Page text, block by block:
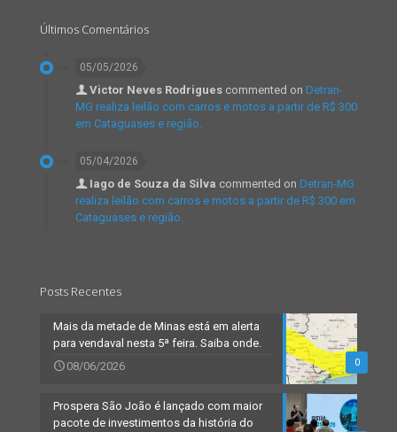
Últimos Comentários
05/05/2026
Victor Neves Rodrigues commented on Detran-
MG realiza leilão com carros e motos a partir de R$ 300
em Cataguases e região.
05/04/2026
Iago de Souza da Silva commented on Detran-MG
realiza leilão com carros e motos a partir de R$ 300 em
Cataguases e região.
Posts Recentes
0
Mais da metade de Minas está em alerta
para vendaval nesta 5ª feira. Saiba onde.
08/06/2026
Prospera São João é lançado com maior
pacote de investimentos da história do